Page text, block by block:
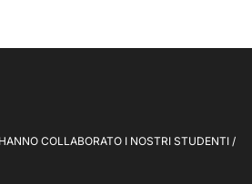
COLLABORATO I NOSTRI STUDENTI /